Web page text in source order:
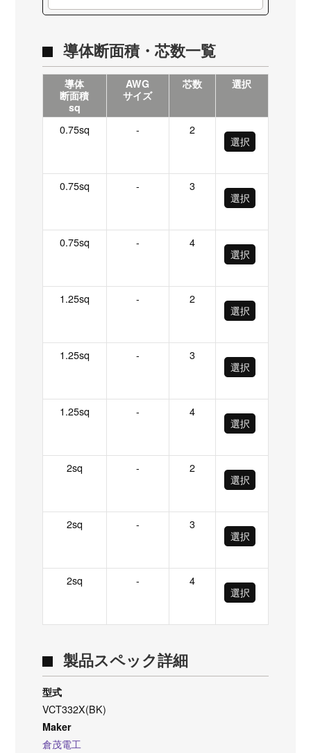
導体断面積・芯数一覧
導体
断面積
sq
AWG
サイズ
芯数 選択
0.75sq -
2
選択
0.75sq -
3
選択
0.75sq -
4
選択
1.25sq -
2
選択
1.25sq -
3
選択
1.25sq -
4
選択
2sq -
2
選択
2sq -
3
選択
2sq -
4
選択
製品スペック詳細
型式
VCT332X(BK)
Maker
倉茂電工